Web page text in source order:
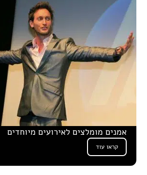
אמנים מומלצים לאירועים מיוחדים
קראו עוד